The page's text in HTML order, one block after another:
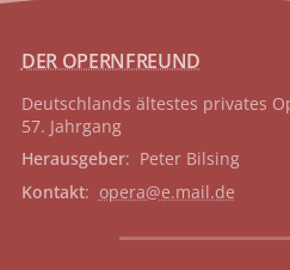
DER OPERNFREUND
Deutschlands ältestes privates
57. Jahrgang
Herausgeber: Peter Bilsing
Kontakt: opera@e.mail.de